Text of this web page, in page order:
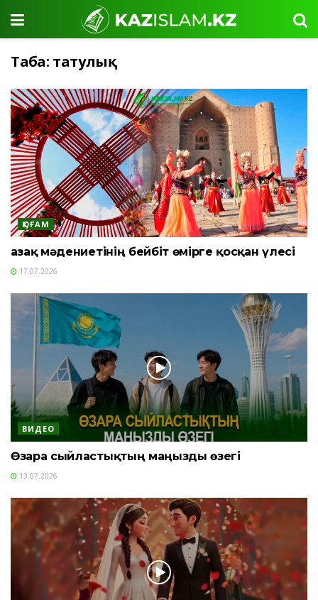
Таңба: татулық
ҚОҒАМ
Қазақ мәдениетінің бейбіт өмірге қосқан үлесі
17.07.2026
ВИДЕО
Өзара сыйластықтың маңызды өзегі
13.07.2026